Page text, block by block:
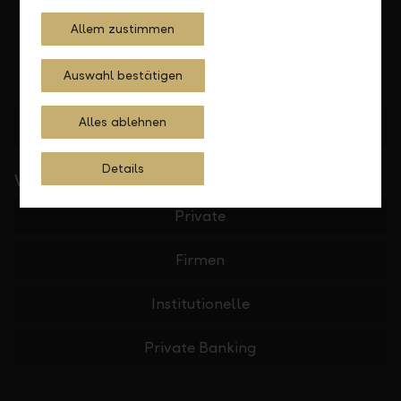
Standorte finden
Wichtige Links
Private
Firmen
Institutionelle
Private Banking
Allem zustimmen
Auswahl bestätigen
Alles ablehnen
Details